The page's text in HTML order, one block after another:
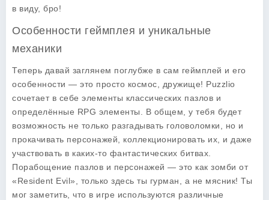
в виду, бро!
Особенности геймплея и уникальные
механики
Теперь давай заглянем поглубже в сам геймплей и его
особенности — это просто космос, дружище! Puzzlio
сочетает в себе элементы классических пазлов и
определённые RPG элементы. В общем, у тебя будет
возможность не только разгадывать головоломки, но и
прокачивать персонажей, коллекционировать их, и даже
участвовать в каких-то фантастических битвах.
Порабощение пазлов и персонажей — это как зомби от
«Resident Evil», только здесь ты гурман, а не мясник! Ты
мог заметить, что в игре используются различные